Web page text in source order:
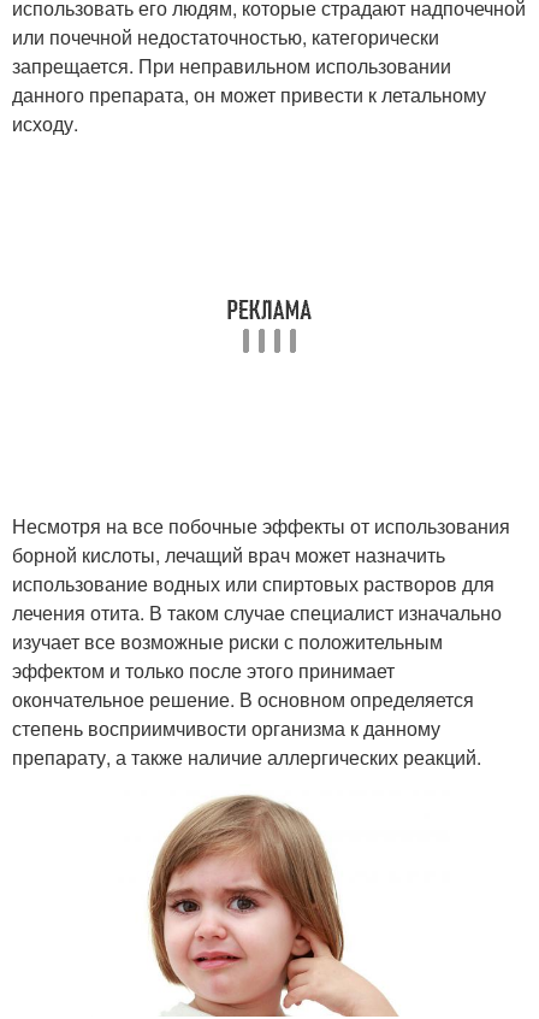
использовать его людям, которые страдают надпочечной
или почечной недостаточностью, категорически
запрещается. При неправильном использовании
данного препарата, он может привести к летальному
исходу.
Несмотря на все побочные эффекты от использования
борной кислоты, лечащий врач может назначить
использование водных или спиртовых растворов для
лечения отита. В таком случае специалист изначально
изучает все возможные риски с положительным
эффектом и только после этого принимает
окончательное решение. В основном определяется
степень восприимчивости организма к данному
препарату, а также наличие аллергических реакций.